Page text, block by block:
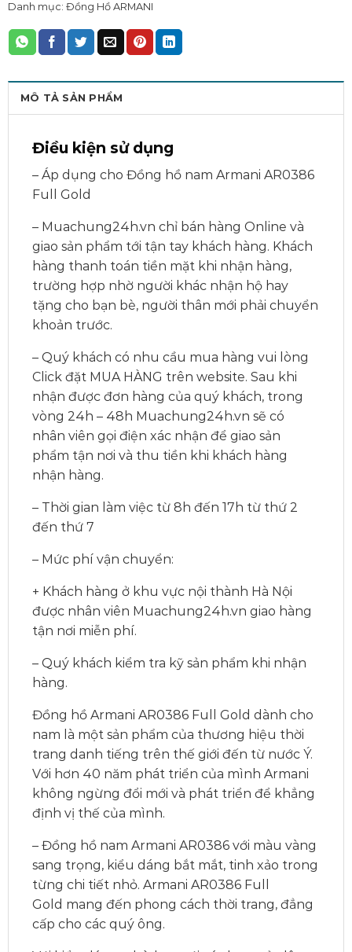
Danh mục: Đồng Hồ ARMANI
MÔ TẢ SẢN PHẨM
Điều kiện sử dụng
– Áp dụng cho Đồng hồ nam Armani AR0386
Full Gold
– Muachung24h.vn chỉ bán hàng Online và
giao sản phẩm tới tận tay khách hàng. Khách
hàng thanh toán tiền mặt khi nhận hàng,
trường hợp nhờ người khác nhận hộ hay
tặng cho bạn bè, người thân mới phải chuyển
khoản trước.
– Quý khách có nhu cầu mua hàng vui lòng
Click đặt MUA HÀNG trên website. Sau khi
nhận được đơn hàng của quý khách, trong
vòng 24h – 48h Muachung24h.vn sẽ có
nhân viên gọi điện xác nhận để giao sản
phẩm tận nơi và thu tiền khi khách hàng
nhận hàng.
– Thời gian làm việc từ 8h đến 17h từ thứ 2
đến thứ 7
– Mức phí vận chuyển:
+ Khách hàng ở khu vực nội thành Hà Nội
được nhân viên Muachung24h.vn giao hàng
tận nơi miễn phí.
– Quý khách kiểm tra kỹ sản phẩm khi nhận
hàng.
Đồng hồ Armani AR0386 Full Gold dành cho
nam là một sản phẩm của thương hiệu thời
trang danh tiếng trên thế giới đến từ nước Ý.
Với hơn 40 năm phát triển của mình Armani
không ngừng đổi mới và phát triển để khẳng
định vị thế của mình.
– Đồng hồ nam Armani AR0386 với màu vàng
sang trọng, kiểu dáng bắt mắt, tinh xảo trong
từng chi tiết nhỏ. Armani AR0386 Full
Gold mang đến phong cách thời trang, đẳng
cấp cho các quý ông.